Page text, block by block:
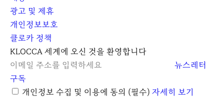
광고 및 제휴
개인정보보호
클로카 정책
I
n
s
t
Y
o
u
t
K
L
O
C
KLOCCA 세계에 오신 것을 환영합니다
뉴스레터
구독
개인정보 수집 및 이용에 동의 (필수) 자세히 보기